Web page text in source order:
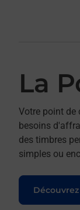
La
Votre point de
besoins
des timbres
simples ou